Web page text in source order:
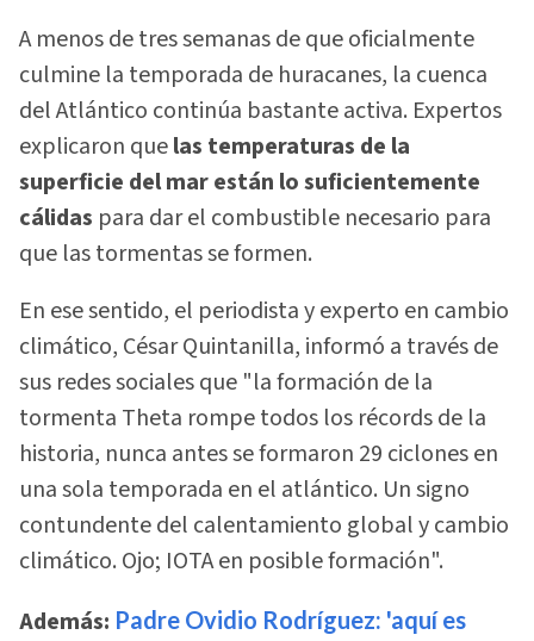
A menos de tres semanas de que oficialmente
culmine la temporada de huracanes, la cuenca
del Atlántico continúa bastante activa. Expertos
explicaron quelas temperaturas de la
superficie del mar están lo suficientemente
cálidas para dar el combustible necesario para
que las tormentas se formen.
En ese sentido, el periodista y experto en cambio
climático, César Quintanilla, informó a través de
sus redes sociales que "la formación de la
tormenta Theta rompe todos los récords de la
historia, nunca antes se formaron 29 ciclones en
una sola temporada en el atlántico. Un signo
contundente del calentamiento global y cambio
climático. Ojo; IOTA en posible formación".
Además: Padre Ovidio Rodríguez: 'aquí es